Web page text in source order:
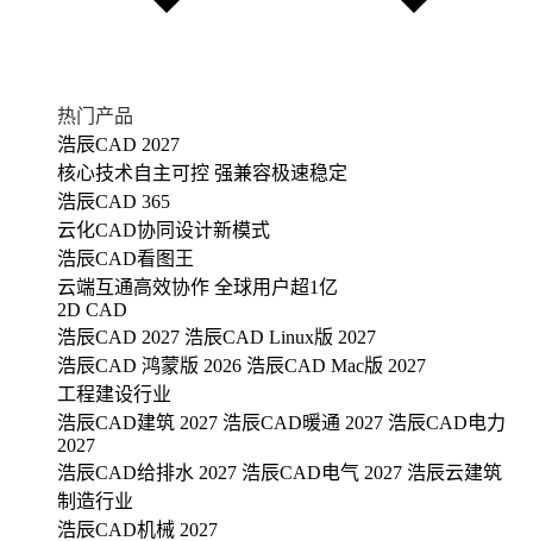
热门产品
浩辰CAD 2027
核心技术自主可控 强兼容极速稳定
浩辰CAD 365
云化CAD协同设计新模式
浩辰CAD看图王
云端互通高效协作 全球用户超1亿
2D CAD
浩辰CAD 2027 浩辰CAD Linux版 2027
浩辰CAD 鸿蒙版 2026 浩辰CAD Mac版 2027
工程建设行业
浩辰CAD建筑 2027 浩辰CAD暖通 2027 浩辰CAD电力
2027
浩辰CAD给排水 2027 浩辰CAD电气 2027 浩辰云建筑
制造行业
浩辰CAD机械 2027